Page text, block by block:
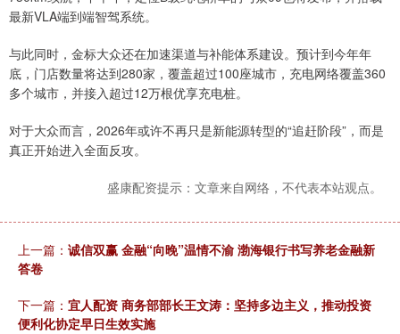
最新VLA端到端智驾系统。
与此同时，金标大众还在加速渠道与补能体系建设。预计到今年年
底，门店数量将达到280家，覆盖超过100座城市，充电网络覆盖360
多个城市，并接入超过12万根优享充电桩。
对于大众而言，2026年或许不再只是新能源转型的“追赶阶段”，而是
真正开始进入全面反攻。
盛康配资提示：文章来自网络，不代表本站观点。
上一篇： 诚信双赢 金融“向晚”温情不渝 渤海银行书写养老金融新
答卷
下一篇： 宜人配资 商务部部长王文涛：坚持多边主义，推动投资
便利化协定早日生效实施